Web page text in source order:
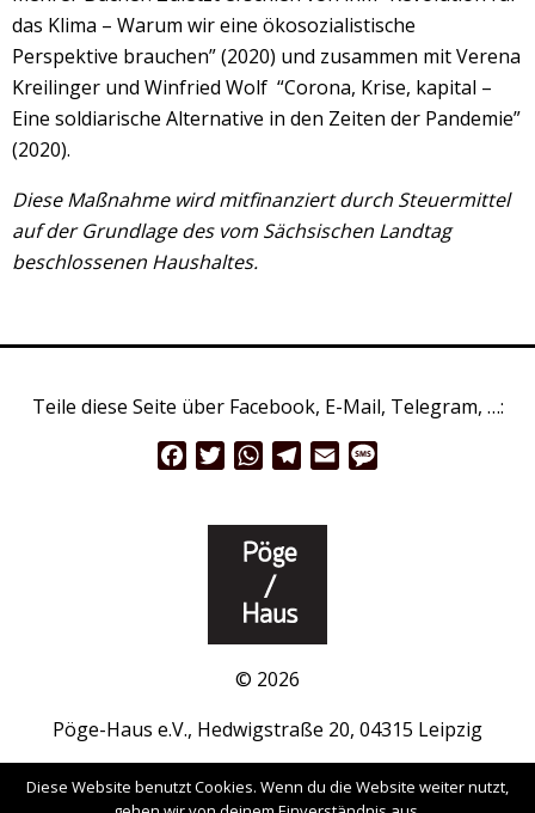
das Klima – Warum wir eine ökosozialistische
Perspektive brauchen” (2020) und zusammen mit Verena
Kreilinger und Winfried Wolf “Corona, Krise, kapital –
Eine soldiarische Alternative in den Zeiten der Pandemie”
(2020).
Diese Maßnahme wird mitfinanziert durch Steuermittel
auf der Grundlage des vom Sächsischen Landtag
beschlossenen Haushaltes.
Teile diese Seite über Facebook, E-Mail, Telegram, …:
FacebookTwitterWhatsApp
Telegram
Email
© 2026
Pöge-Haus e.V., Hedwigstraße 20, 04315 Leipzig
www.pöge-haus.de|Facebook|Instagram
Diese Website benutzt Cookies. Wenn du die Website weiter nutzt,